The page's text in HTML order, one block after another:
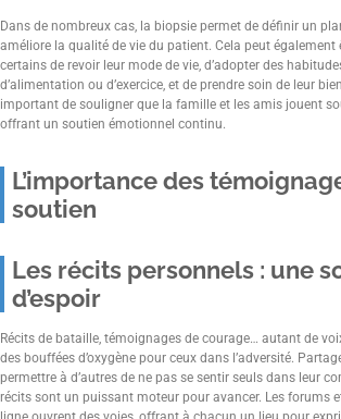
Dans de nombreux cas, la biopsie permet de définir un
améliore la qualité de vie du patient. Cela peut également
certains de revoir leur mode de vie, d’adopter des
d’alimentation ou d’exercice, et de prendre soin de leur
important de souligner que la famille et les amis jouent
offrant un soutien émotionnel continu.
L’importance des
soutien
Les récits personnels : une
d’espoir
Récits de bataille, témoignages de courage… autant de
des bouffées d’oxygène pour ceux dans l’adversité.
permettre à d’autres de ne pas se sentir seuls dans leur
récits sont un puissant moteur pour avancer. Les forums